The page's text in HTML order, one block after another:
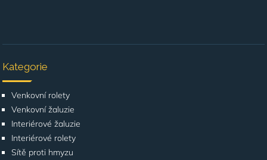
Kategorie
Venkovní rolety
Venkovní žaluzie
Interiérové žaluzie
Interiérové rolety
Sítě proti hmyzu